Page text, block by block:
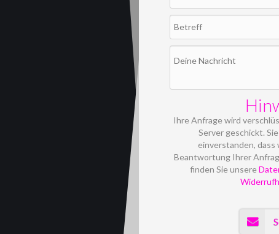
Ihre Anfrage wird
Server geschickt.
einverstanden, dass
Beantwortung Ihrer
finden Sie unsere